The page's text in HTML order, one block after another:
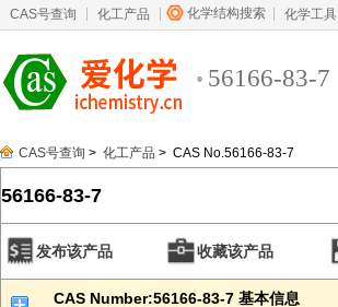
CAS号查询 化工产品 化学结构搜索 化学工具
56166-83-7
CAS号查询 > 化工产品 > CAS No.56166-83-7
56166-83-7
发布该产品 收藏该产品
CAS Number:56166-83-7 基本信息